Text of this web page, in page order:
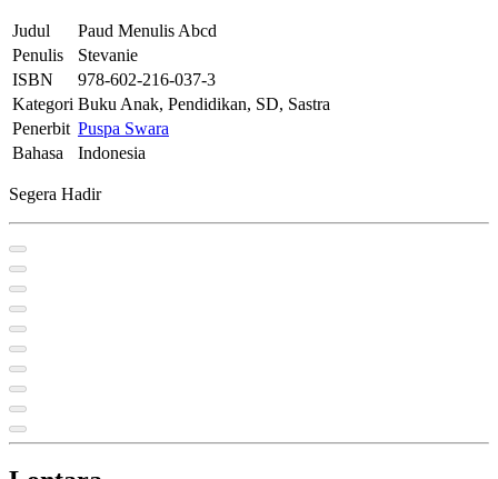
Judul
Paud Menulis Abcd
Penulis
Stevanie
ISBN
978-602-216-037-3
Kategori Buku Anak, Pendidikan, SD, Sastra
Penerbit Puspa Swara
Bahasa
Indonesia
Segera Hadir